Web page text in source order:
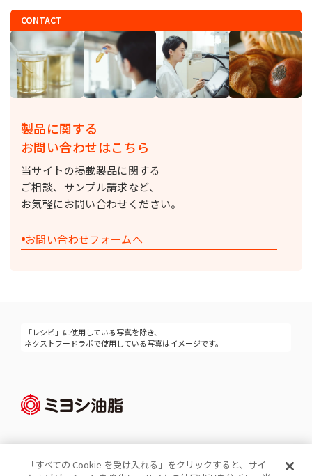
CONTACT
製品に関する
お問い合わせはこちら
当サイトの掲載製品に関する
ご相談、サンプル請求など、
お気軽にお問い合わせください。
お問い合わせフォームへ
「レシピ」に使用している写真を除き、
ネクストフードラボで使用している写真はイメージです。
Cookie 設定
「すべての Cookie を受け入れる」をクリックすると、サイ